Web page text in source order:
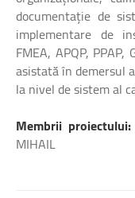
documentație de
implementare de
FMEA, APQP,
asistată în demersul
la nivel de sistem al
Membrii proiectului:
MIHAIL